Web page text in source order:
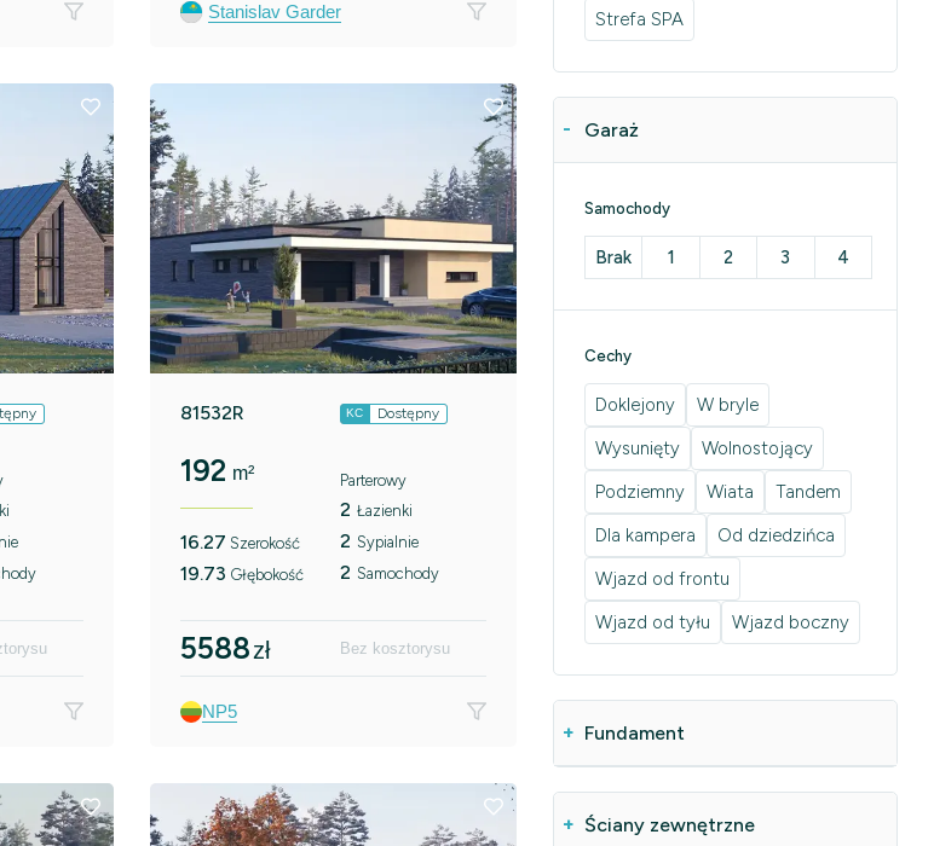
Stanislav Garder
81532R KC Dostępny
192 m²
16.27 Szerokość
19.73 Głębokość
Parterowy
2 Łazienki
2 Sypialnie
2 Samochody
5588zł Bez kosztorysu
NP5
Strefa SPA
Garaż
Samochody
Brak 1 2 3 4
Cechy
Doklejony
W bryle
Wysunięty
Wolnostojący
Podziemny
Wiata
Tandem
Dla kampera
Od dziedzińca
Wjazd od frontu
Wjazd od tyłu
Wjazd boczny
Fundament
Ściany zewnętrzne